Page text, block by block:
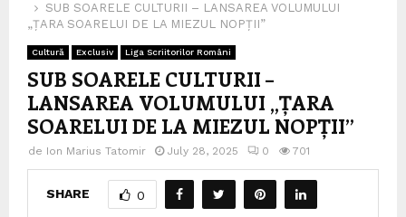
SUB SOARELE CULTURII – LANSAREA VOLUMULUI
„ȚARA SOARELUI DE LA MIEZUL NOPȚII”
Cultură Exclusiv Liga Scriitorilor Români
SUB SOARELE CULTURII –
LANSAREA VOLUMULUI „ȚARA
SOARELUI DE LA MIEZUL NOPȚII”
de Ion Marius Tatomir July 28, 2025 0 701
SHARE 0